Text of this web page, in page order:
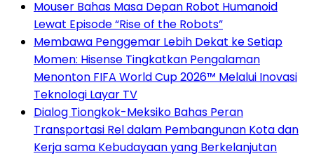
Mouser Bahas Masa Depan Robot Humanoid
Lewat Episode “Rise of the Robots”
Membawa Penggemar Lebih Dekat ke Setiap
Momen: Hisense Tingkatkan Pengalaman
Menonton FIFA World Cup 2026™ Melalui Inovasi
Teknologi Layar TV
Dialog Tiongkok-Meksiko Bahas Peran
Transportasi Rel dalam Pembangunan Kota dan
Kerja sama Kebudayaan yang Berkelanjutan